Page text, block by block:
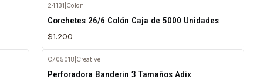
24131 Colon
Corchetes 26/6 Colón Caja de 5000 Unidades
$1.200
-50%
OFF
C705018 Creative
Perforadora Banderin 3 Tamaños Adix